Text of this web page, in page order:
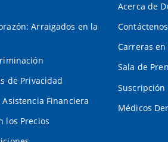
Arraigados en la
de Privacidad
Asistencia Financiera
los Precios
Acerca de
Contáctenos
Carreras
Sala de
Suscripción
Médicos